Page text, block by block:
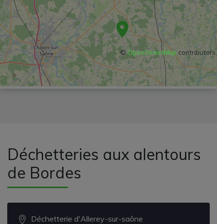
©OpenStreetMap contributors
Déchetteries aux alentours
de Bordes
Déchetterie d'Allerey-sur-saône